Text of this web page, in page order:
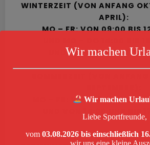
WINTERZEIT (VON ANFANG
APRIL):
MO – FR: VON 09:00 BIS
UND FR VON 14:00 BIS
MO – FR: VON 09:00 UHR
UND VON 14:00 UHR BIS
TELEFONISCH
Wir machen
Wir machen
Liebe Sportfreunde,
vom 03.08.2026 bis einschließlich